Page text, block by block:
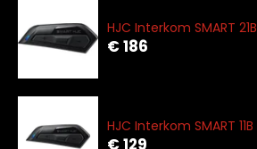
HJC Interkom SMART
€ 186
HJC Interkom SMART